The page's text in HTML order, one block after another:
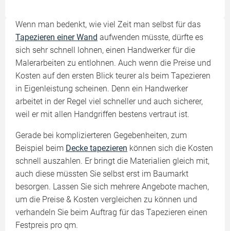
Wenn man bedenkt, wie viel Zeit man selbst für das
Tapezieren einer Wand aufwenden müsste, dürfte es
sich sehr schnell lohnen, einen Handwerker für die
Malerarbeiten zu entlohnen. Auch wenn die Preise und
Kosten auf den ersten Blick teurer als beim Tapezieren
in Eigenleistung scheinen. Denn ein Handwerker
arbeitet in der Regel viel schneller und auch sicherer,
weil er mit allen Handgriffen bestens vertraut ist.
Gerade bei komplizierteren Gegebenheiten, zum
Beispiel beim Decke tapezieren können sich die Kosten
schnell auszahlen. Er bringt die Materialien gleich mit,
auch diese müssten Sie selbst erst im Baumarkt
besorgen. Lassen Sie sich mehrere Angebote machen,
um die Preise & Kosten vergleichen zu können und
verhandeln Sie beim Auftrag für das Tapezieren einen
Festpreis pro qm.